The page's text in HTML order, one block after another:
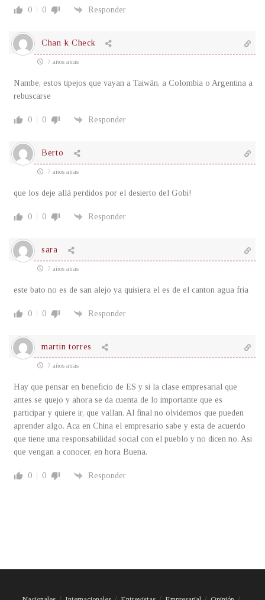
0 0 Responder
Chan k Check
7 años atrás
Nambe, estos tipejos que vayan a Taiwán, a Colombia o Argentina a
rebuscarse
0 0 Responder
Berto
7 años atrás
que los deje allá perdidos por el desierto del Gobi!
0 0 Responder
sara
7 años atrás
este bato no es de san alejo ya quisiera el es de el canton agua fria
0 0 Responder
martin torres
7 años atrás
Hay que pensar en beneficio de ES y si la clase empresarial que
antes se quejo y ahora se da cuenta de lo importante que es
participar y quiere ir, que vallan. Al final no olvidemos que pueden
aprender algo. Aca en China el empresario sabe y esta de acuerdo
que tiene una responsabilidad social con el pueblo y no dicen no. Asi
que vengan a conocer, en hora Buena.
0 0 Responder